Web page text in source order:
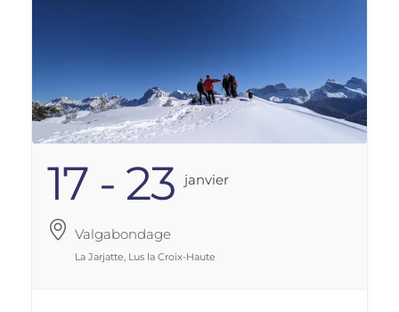
17 - 23 Janvier
Valgabondage
La Jarjatte, Lus la Croix-Haute